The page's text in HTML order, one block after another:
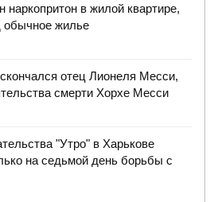
наркопритон в жилой квартире,
обычное жилье
отец Лионеля Месси,
смерти Хорхе Месси
"Утро" в Харькове
на седьмой день борьбы с